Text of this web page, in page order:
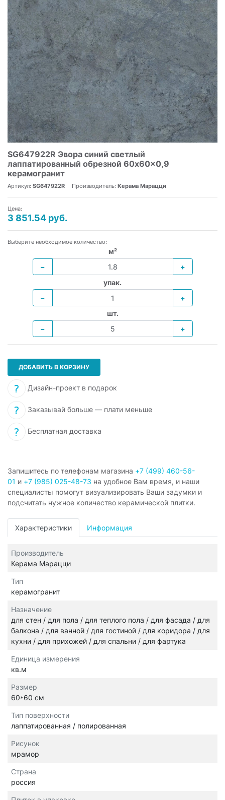
SG647922R Эвора синий светлый
лаппатированный обрезной 60x60x0,9
керамогранит
Артикул: SG647922R Производитель: Керама Марацци
Цена:
3 851.54 руб.
Выберите необходимое количество:
м²
−
+
упак.
−
+
шт.
−
+
ДОБАВИТЬ В КОРЗИНУ
Дизайн-проект в подарок
Заказывай больше — плати меньше
Бесплатная доставка
Запишитесь по телефонам магазина +7 (499) 460-56-
01 и +7 (985) 025-48-73 на удобное Вам время, и наши
специалисты помогут визуализировать Ваши задумки и
подсчитать нужное количество керамической плитки.
Характеристики Информация
Производитель
Керама Марацци
Тип
керамогранит
Назначение
для стен / для пола / для теплого пола / для фасада / для
балкона / для ванной / для гостиной / для коридора / для
кухни / для прихожей / для спальни / для фартука
Единица измерения
кв.м
Размер
60*60 см
Тип поверхности
лаппатированная / полированная
Рисунок
мрамор
Страна
россия